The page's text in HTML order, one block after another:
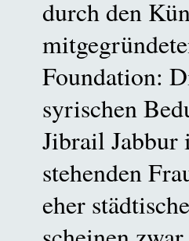
durch den
Foundation:
syrischen
Jibrail Jabbur
stehenden
eher